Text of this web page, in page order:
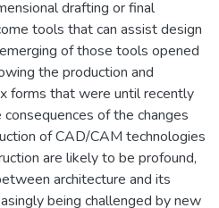
drafting or final
tools that can assist design
of those tools opened
the production and
forms that were until recently
of the changes
of CAD/CAM technologies
are likely to be profound,
architecture and its
being challenged by new